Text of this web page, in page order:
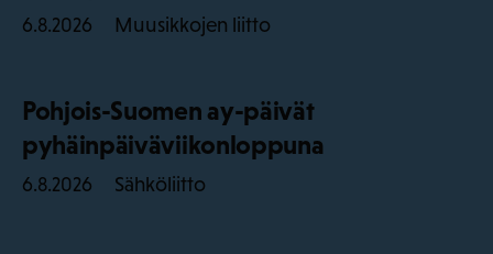
6.8.2026 Muusikkojen liitto
Pohjois-Suomen ay-päivät
pyhäinpäiväviikonloppuna
6.8.2026 Sähköliitto